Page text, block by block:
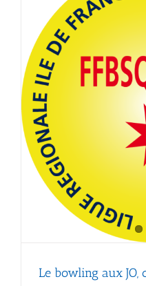
Le bowling aux JO,